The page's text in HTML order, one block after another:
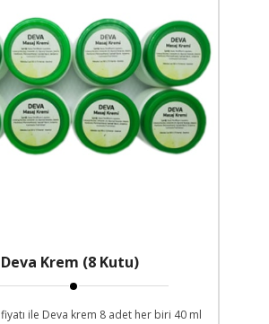
Deva Krem (8 Kutu)
fiyatı ile Deva krem 8 adet her biri 40 ml